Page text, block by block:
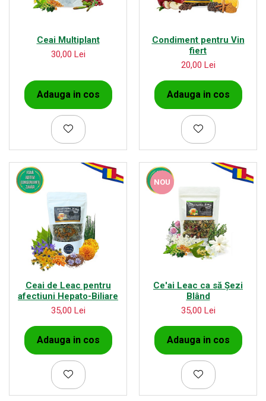
Ceai Multiplant
30,00 Lei
Adauga in cos
Condiment pentru Vin
fiert
20,00 Lei
Adauga in cos
Ceai de Leac pentru
afectiuni Hepato-Biliare
35,00 Lei
Adauga in cos
NOU
Ce'ai Leac ca să Șezi
Blând
35,00 Lei
Adauga in cos